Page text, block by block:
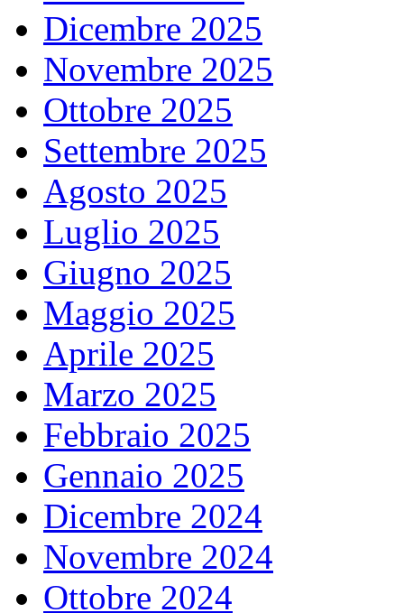
Dicembre 2025
Novembre 2025
Ottobre 2025
Settembre 2025
Agosto 2025
Luglio 2025
Giugno 2025
Maggio 2025
Aprile 2025
Marzo 2025
Febbraio 2025
Gennaio 2025
Dicembre 2024
Novembre 2024
Ottobre 2024